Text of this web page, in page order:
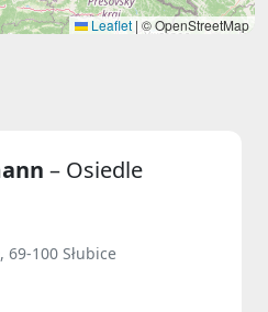
Leaflet | © OpenStreetMap
– Osiedle
69-100 Słubice